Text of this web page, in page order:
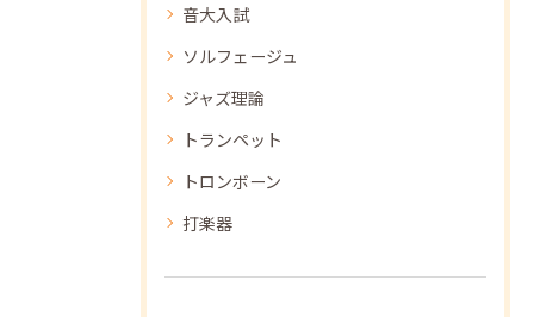
音大入試
ソルフェージュ
ジャズ理論
トランペット
トロンボーン
打楽器